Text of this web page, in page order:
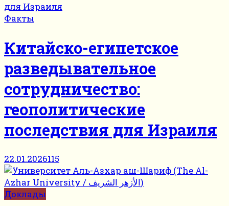
Факты
Китайско-египетское
разведывательное
сотрудничество:
геополитические
последствия для Израиля
22.01.2026115
Доклады